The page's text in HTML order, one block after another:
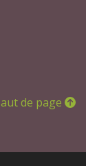
de page